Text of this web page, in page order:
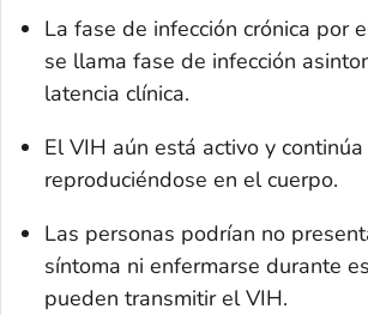
La fase de infección crónica por
se llama fase de infección
latencia clínica.
El VIH aún está activo y continúa
reproduciéndose en el cuerpo.
Las personas podrían no
síntoma ni enfermarse durante
pueden transmitir el VIH.